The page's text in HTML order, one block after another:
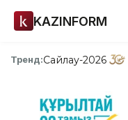
KAZINFORM
Тренд:Сайлау-2026